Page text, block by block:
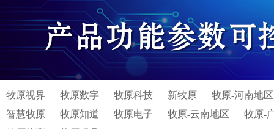
牧原视界 牧原数字 牧原科技 新牧原
牧原-河南地区
智慧牧原
牧原知道 牧原电子 牧原-云南地区
牧原-